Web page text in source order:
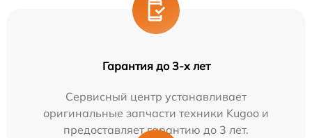
Гарантия до 3-х лет
Сервисный центр устанавливает
оригинальные запчасти техники Kugoo и
предоставляет гарантию до 3 лет.